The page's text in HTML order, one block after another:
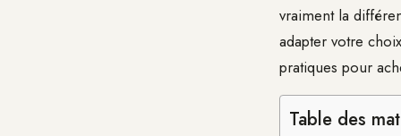
vraiment la
adapter votre
pratiques pour
Table des